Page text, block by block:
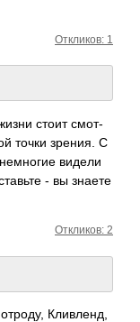
Откликов: 1
стоит смот­
точки зрения. С
видели
- вы знаете
Откликов: 2
Кливленд,